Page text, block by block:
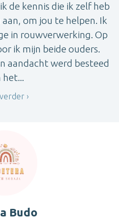
de kennis die ik zelf heb
om jou te helpen. Ik
in rouwverwerking. Op
ik mijn beide ouders.
aandacht werd besteed
het...
verder
Budo